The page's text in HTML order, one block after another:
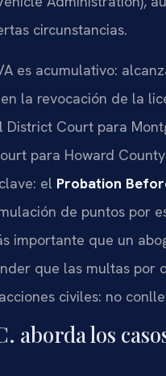
circunstancias.
es acumulativo:
la revocación de la
Court para
para Howard
el Probation
de puntos por
importante que un
que las multas por
civiles: no
aborda los